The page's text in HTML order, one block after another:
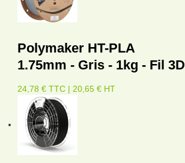
Polymaker HT-PLA
1.75mm - Gris - 1kg - Fil 3D
24,78 € TTC | 20,65 € HT